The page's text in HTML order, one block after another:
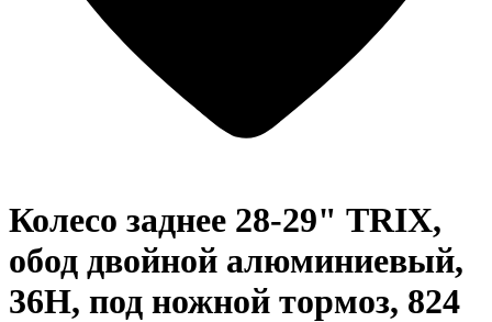
Колесо заднее 28-29" TRIX,
обод двойной алюминиевый,
36H, под ножной тормоз, 824